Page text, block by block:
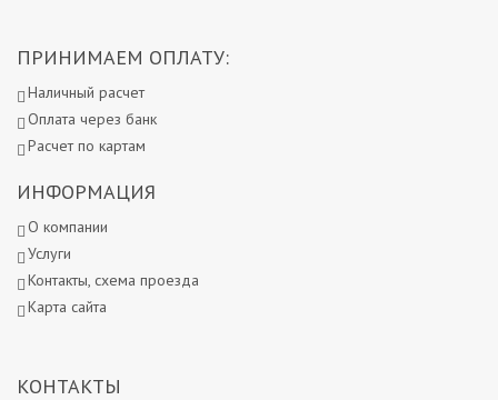
ПРИНИМАЕМ ОПЛАТУ:
Наличный расчет
Оплата через банк
Расчет по картам
ИНФОРМАЦИЯ
О компании
Услуги
Контакты, схема проезда
Карта сайта
КОНТАКТЫ